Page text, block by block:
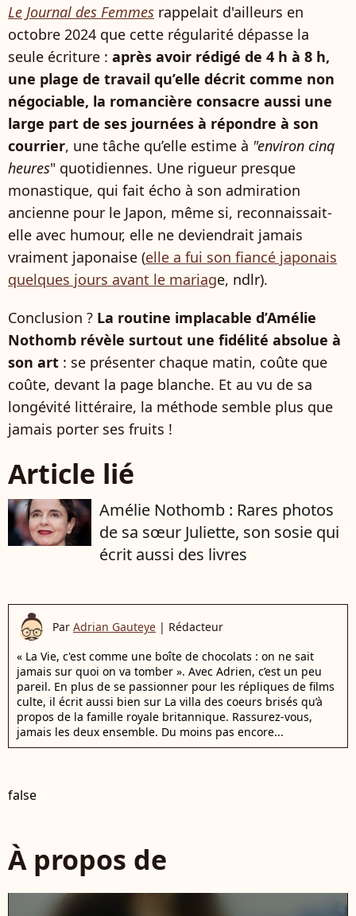
Le Journal des Femmes rappelait d'ailleurs en
octobre 2024 que cette régularité dépasse la
seule écriture : après avoir rédigé de 4 h à 8 h,
une plage de travail qu’elle décrit comme non
négociable, la romancière consacre aussi une
large part de ses journées à répondre à son
courrier, une tâche qu’elle estime à "environ cinq
heures" quotidiennes. Une rigueur presque
monastique, qui fait écho à son admiration
ancienne pour le Japon, même si, reconnaissait-
elle avec humour, elle ne deviendrait jamais
vraiment japonaise (elle a fui son fiancé japonais
quelques jours avant le mariage, ndlr).
Conclusion ? La routine implacable d’Amélie
Nothomb révèle surtout une fidélité absolue à
son art : se présenter chaque matin, coûte que
coûte, devant la page blanche. Et au vu de sa
longévité littéraire, la méthode semble plus que
jamais porter ses fruits !
Article lié
Amélie Nothomb : Rares photos
de sa sœur Juliette, son sosie qui
écrit aussi des livres
Par Adrian Gauteye | Rédacteur
« La Vie, c'est comme une boîte de chocolats : on ne sait
jamais sur quoi on va tomber ». Avec Adrien, c’est un peu
pareil. En plus de se passionner pour les répliques de films
culte, il écrit aussi bien sur La villa des coeurs brisés qu’à
propos de la famille royale britannique. Rassurez-vous,
jamais les deux ensemble. Du moins pas encore...
false
À propos de